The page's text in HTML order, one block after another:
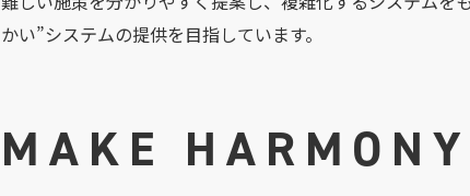
かい”システムの提供を目指しています。
MAKE HARMONY